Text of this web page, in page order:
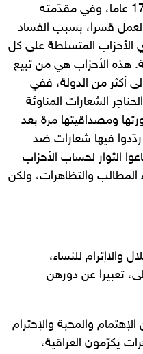
التي يعيشها الشعب العراقي منذ 17 عاما، وفي مقدّمته
قسرا، بسبب الفساد
الأحزاب المتسلطة على كل
هذه الأحزاب هي من تبيع
أكثر من الدولة، ففي
الشعارات المناوئة
ومصداقيتها مرة بعد
فيها شعارات ضد
الثوار لحساب الأحزاب
المطالب والتظاهرات، ولكن
للنساء،
تعبيرا عن دورهن
والمحبة والإحترام
يكرّمون العراقية،